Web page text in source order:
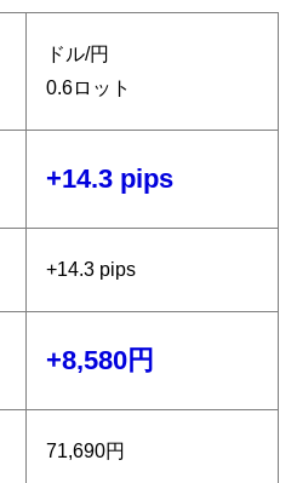
ドル/円
0.6ロット
+14.3 pips
+14.3 pips
+8,580円
71,690円